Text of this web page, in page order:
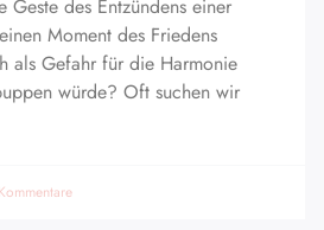
Geste des Entzündens einer
Moment des Friedens
als Gefahr für die Harmonie
würde? Oft suchen wir